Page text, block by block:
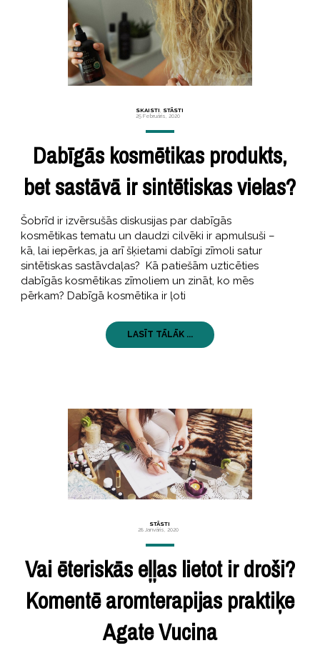
SKAISTI, STĀSTI
25 Februāris, 2020
Dabīgās kosmētikas produkts,
bet sastāvā ir sintētiskas vielas?
Šobrīd ir izvērsušās diskusijas par dabīgās
kosmētikas tematu un daudzi cilvēki ir apmulsuši –
kā, lai iepērkas, ja arī šķietami dabīgi zīmoli satur
sintētiskas sastāvdaļas? Kā patiešām uzticēties
dabīgās kosmētikas zīmoliem un zināt, ko mēs
pērkam? Dabīgā kosmētika ir ļoti
LASĪT TĀLĀK ...
STĀSTI
28 Janvāris, 2020
Vai ēteriskās eļļas lietot ir droši?
Komentē aromterapijas praktiķe
Agate Vucina